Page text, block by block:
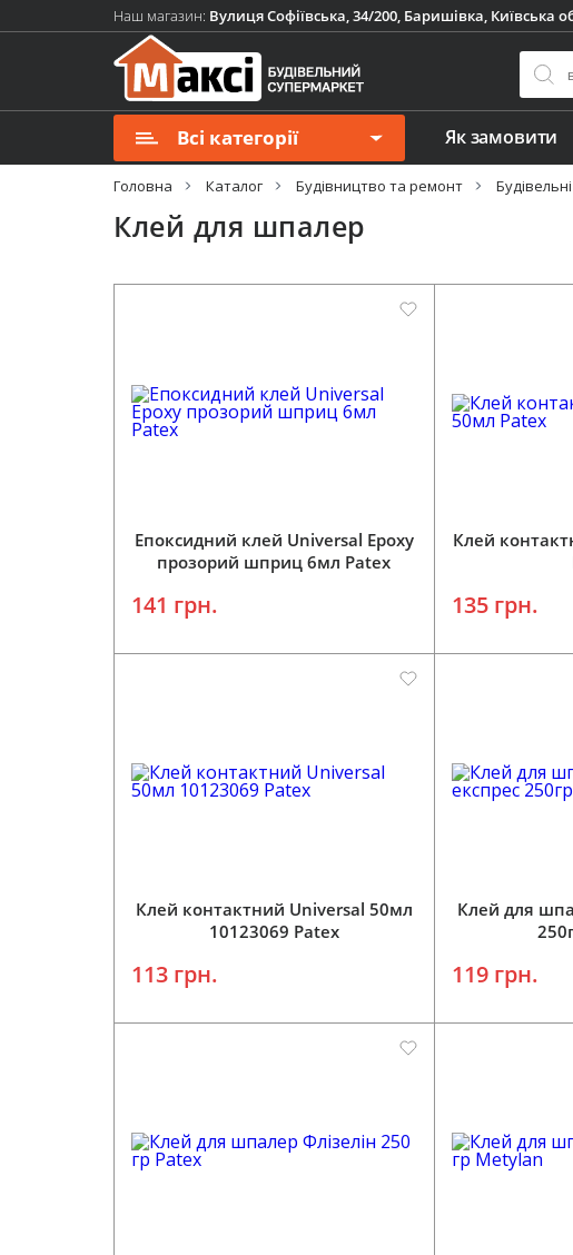
Наш магазин: Вулиця Софіївська, 34/200, Баришівка, Київська
Всі категорії Як замовити
Головна Каталог Будівництво та ремонт
Клей для шпалер
Епоксидний клей Universal Epoxy
прозорий шприц 6мл Patex
141 грн.
Клей
135 грн.
Клей контактний Universal 50мл
10123069 Patex
113 грн.
Клей для
119 грн.